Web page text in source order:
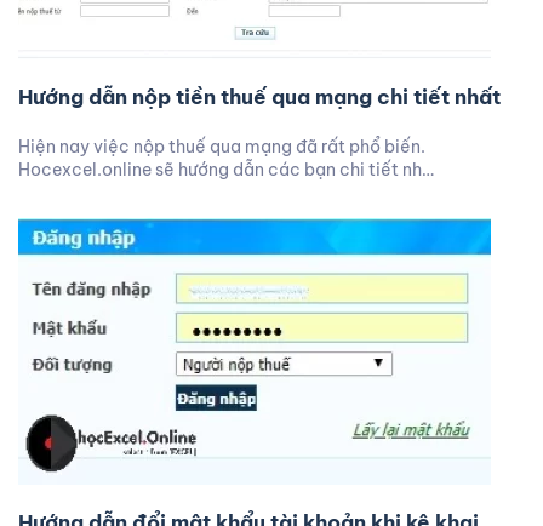
Hướng dẫn nộp tiền thuế qua mạng chi tiết nhất
Hiện nay việc nộp thuế qua mạng đã rất phổ biến.
Hocexcel.online sẽ hướng dẫn các bạn chi tiết nh…